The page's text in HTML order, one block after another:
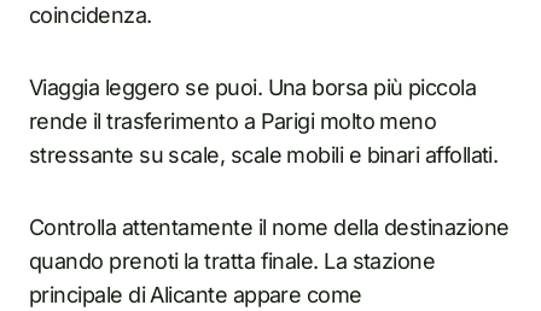
coincidenza.
Viaggia leggero se puoi. Una borsa più piccola
rende il trasferimento a Parigi molto meno
stressante su scale, scale mobili e binari affollati.
Controlla attentamente il nome della destinazione
quando prenoti la tratta finale. La stazione
principale di Alicante appare come